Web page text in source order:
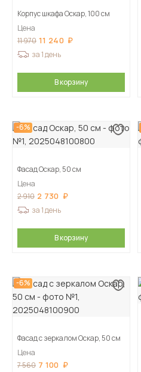
Корпус шкафа Оскар, 100 см
Цена
11 970 11 240
за 1 день
В корзину
-6%
Фасад Оскар, 50 см
Цена
2 910 2 730
за 1 день
В корзину
-6%
Фасад с зеркалом Оскар, 50 см
Цена
7 560 7 100